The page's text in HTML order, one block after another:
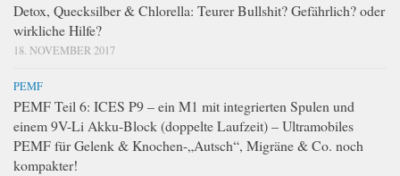
Detox, Quecksilber & Chlorella: Teurer Bullshit? Gefährlich? oder
wirkliche Hilfe?
18. NOVEMBER 2017
PEMF
PEMF Teil 6: ICES P9 – ein M1 mit integrierten Spulen und
einem 9V-Li Akku-Block (doppelte Laufzeit) – Ultramobiles
PEMF für Gelenk & Knochen-„Autsch“, Migräne & Co. noch
kompakter!